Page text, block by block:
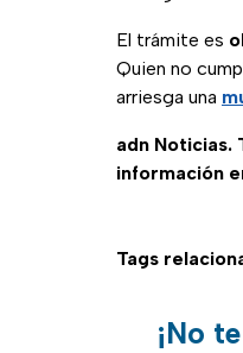
El trámite es
Quien no
arriesga una
adn Noticias.
información
Tags
¡No